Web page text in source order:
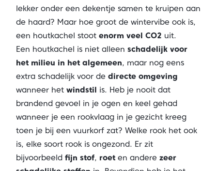
lekker onder een dekentje samen te kruipen aan
de haard? Maar hoe groot de wintervibe ook is,
een houtkachel stoot enorm veel CO2 uit.
Een houtkachel is niet alleen schadelijk voor
het milieu in het algemeen, maar nog eens
extra schadelijk voor de directe omgeving
wanneer het windstil is. Heb je nooit dat
brandend gevoel in je ogen en keel gehad
wanneer je een rookvlaag in je gezicht kreeg
toen je bij een vuurkorf zat? Welke rook het ook
is, elke soort rook is ongezond. Er zit
bijvoorbeeld fijn stof, roeten andere zeer